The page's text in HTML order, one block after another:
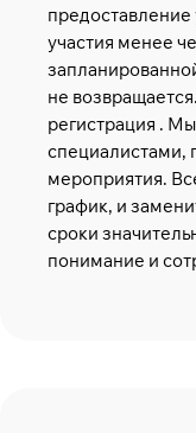
предоставление
участия менее
не
регистрация .
специалистами,
мероприятия.
график, и
сроки
понимание и